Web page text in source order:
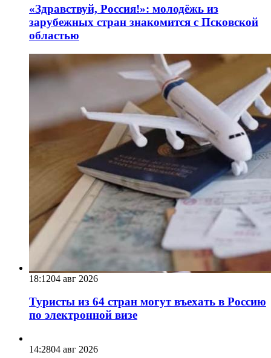
«Здравствуй, Россия!»: молодёжь из
зарубежных стран знакомится с Псковской
областью
18:1204 авг 2026
Туристы из 64 стран могут въехать в Россию
по электронной визе
14:2804 авг 2026